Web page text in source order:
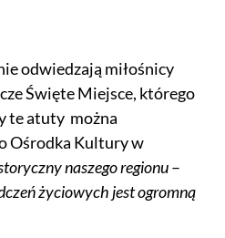
odwiedzają miłośnicy
Święte Miejsce, którego
te atuty można
Ośrodka Kultury w
naszego regionu–
życiowych jest ogromną